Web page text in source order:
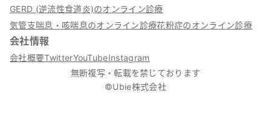
GERD (逆流性食道炎)のオンライン診療
気管支喘息・咳喘息のオンライン診療花粉症のオンライン診療
会社情報
会社概要TwitterYouTubeInstagram
無断複写・転載を禁じております
©Ubie株式会社